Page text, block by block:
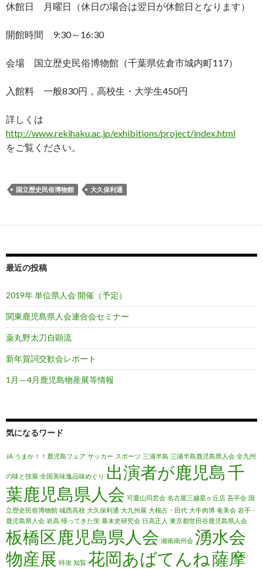
休館日 月曜日（休日の場合は翌日が休館日となります）
開館時間 9:30～16:30
会場 国立歴史民俗博物館（千葉県佐倉市城内町117）
入館料 一般830円，高校生・大学生450円
詳しくは
http://www.rekihaku.ac.jp/exhibitions/project/index.html
をご覧ください。
国立歴史民俗博物館 大久保利通
最近の投稿
2019年 単位県人会 開催（予定）
関東鹿児島県人会連合会セミナー
薬丸野太刀自顕流
新年賀詞交歓会レポート
1月～4月鹿児島物産展等情報
気になるワード
JA うまか！！鹿児島フェア サッカー スポーツ 三浦半島 三浦半島鹿児島県人会 全九州
の味と技展 全国美味逸品味めぐり 出演者が鹿児島千
葉鹿児島県人会 可愛山同窓会 名古屋三越星ヶ丘店 吾平会 国
立歴史民俗博物館 城西高校 大久保利通 大九州展 大根占・田代 大牛肉博 奄美会 岩手・
鹿児島県人会 岩高 帰ってきた蛍 幕末史研究会 日高正人 東京都世田谷鹿児島県人会
板橋区鹿児島県人会 湘南南州会 湧水会
物産展 特攻 知覧 花岡あばてんね薩摩